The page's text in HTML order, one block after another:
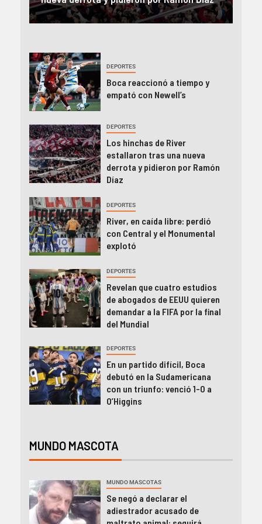
DEPORTES
Boca reaccionó a tiempo y
empató con Newell’s
DEPORTES
Los hinchas de River
estallaron tras una nueva
derrota y pidieron por Ramón
Díaz
DEPORTES
River, en caída libre: perdió
con Central y el Monumental
explotó
DEPORTES
Revelan que cuatro estudios
de abogados de EEUU quieren
demandar a la FIFA por la final
del Mundial
DEPORTES
En un partido difícil, Boca
debutó en la Sudamericana
con un triunfo: venció 1-0 a
O’Higgins
MUNDO MASCOTA
MUNDO MASCOTAS
Se negó a declarar el
adiestrador acusado de